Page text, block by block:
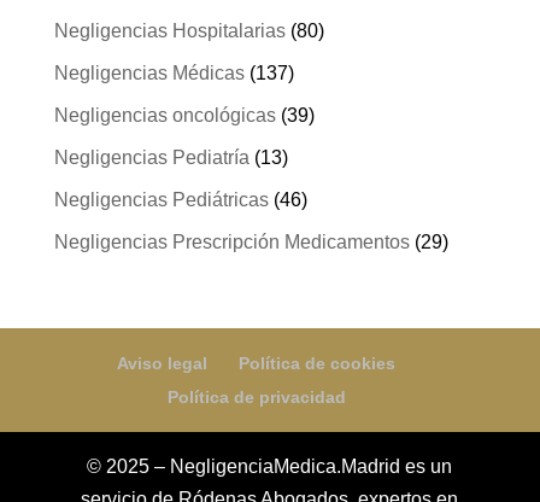
Negligencias Hospitalarias(80)
Negligencias Médicas(137)
Negligencias oncológicas(39)
Negligencias Pediatría (13)
Negligencias Pediátricas(46)
Negligencias Prescripción Medicamentos(29)
Aviso legal
Política de cookies
Política de privacidad
© 2025 – NegligenciaMedica.Madrid es un